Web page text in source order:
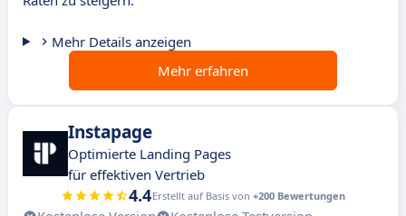
Mehr Details anzeigen
Mehr erfahren
Instapage
Optimierte Landing Pages
für effektiven Vertrieb
4.4Erstellt auf Basis von +200 Bewertungen